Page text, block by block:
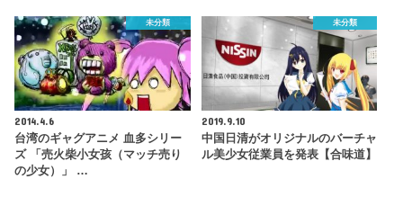
未分類
2014.4.6
台湾のギャグアニメ 血多シリー
ズ 「売火柴小女孩（マッチ売り
の少女）」 …
未分類
2019.9.10
中国日清がオリジナルのバーチャ
ル美少女従業員を発表【合味道】